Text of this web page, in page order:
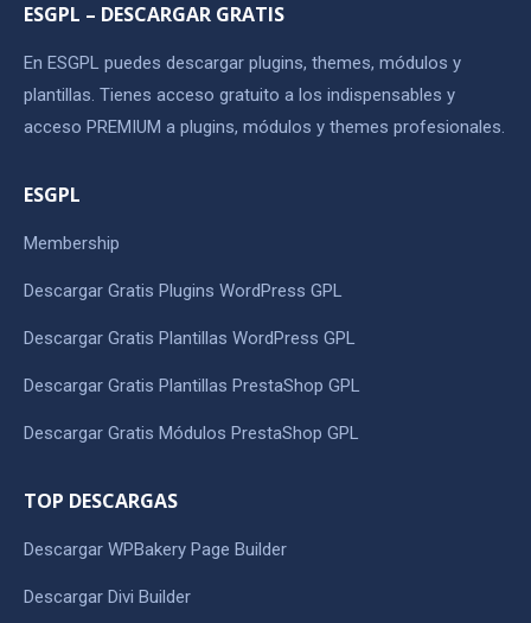
ESGPL – DESCARGAR GRATIS
En ESGPL puedes descargar plugins, themes, módulos y
plantillas. Tienes acceso gratuito a los indispensables y
acceso PREMIUM a plugins, módulos y themes profesionales.
ESGPL
Membership
Descargar Gratis Plugins WordPress GPL
Descargar Gratis Plantillas WordPress GPL
Descargar Gratis Plantillas PrestaShop GPL
Descargar Gratis Módulos PrestaShop GPL
TOP DESCARGAS
Descargar WPBakery Page Builder
Descargar Divi Builder